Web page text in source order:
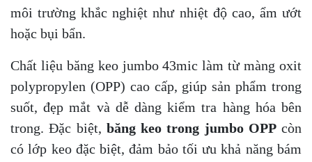
môi trường khắc nghiệt như nhiệt độ cao, ẩm ướt
hoặc bụi bẩn.
Chất liệu băng keo jumbo 43mic làm từ màng oxit
polypropylen (OPP) cao cấp, giúp sản phẩm trong
suốt, đẹp mắt và dễ dàng kiểm tra hàng hóa bên
trong. Đặc biệt, băng keo trong jumbo OPPcòn
có lớp keo đặc biệt, đảm bảo tối ưu khả năng bám